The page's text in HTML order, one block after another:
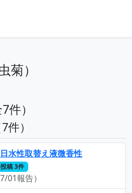
菊）
）
7件）
水性取替え液微香性
稿 3件
01報告）